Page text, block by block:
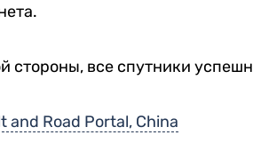
стороны, все спутники
and Road Portal, China